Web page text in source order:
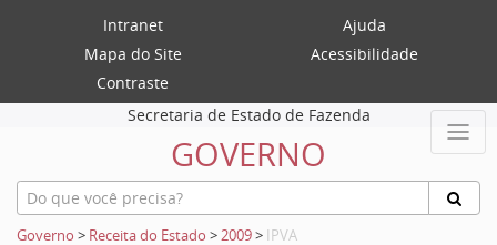
Intranet
Ajuda
Mapa do Site
Acessibilidade
Contraste
Secretaria de Estado de Fazenda
GOVERNO
Governo > Receita do Estado >2009> IPVA